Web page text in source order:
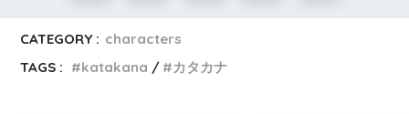
CATEGORY : characters
TAGS :
katakana カタカナ